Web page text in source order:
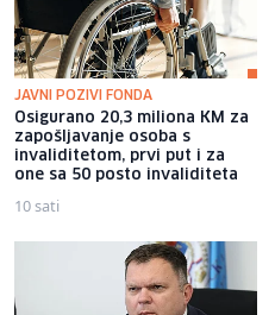
JAVNI POZIVI FONDA
Osigurano 20,3 miliona KM za
zapošljavanje osoba s
invaliditetom, prvi put i za
one sa 50 posto invaliditeta
10 sati